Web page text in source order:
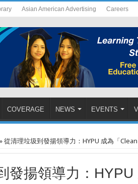
Asian American Advertising Careers
COVERAGE NEWS EVENTS
»從清理垃圾到發揚領導力：HYPU 成為「
發揚領導力：HYPU